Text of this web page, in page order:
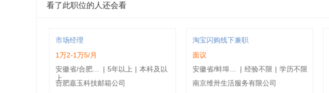
看了此职位的人还会看
市场经理
1万2-1万5/月
| 5年以上 | 本科及以
上
合肥嘉玉科技邮箱公司
淘宝闪购线下兼职
面议
| 经验不限 | 学历不限
南京维卅生活服务有限公司